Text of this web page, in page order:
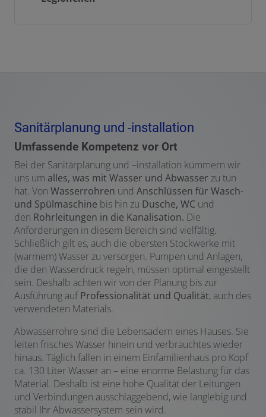
Sanitärplanung und -installation
Umfassende Kompetenz vor Ort
Bei der Sanitärplanung und –installation kümmern wir
uns um alles, was mit Wasser und Abwasser zu tun
hat. Von Wasserrohren und Anschlüssen für Wasch-
und Spülmaschine bis hin zu Dusche, WC und
den Rohrleitungen in die Kanalisation. Die
Anforderungen in diesem Bereich sind vielfältig.
Schließlich gilt es, auch die obersten Stockwerke mit
(warmem) Wasser zu versorgen. Pumpen und Anlagen,
die den Wasserdruck regeln, müssen optimal eingestellt
sein. Deshalb achten wir von der Planung bis zur
Ausführung auf Professionalität und Qualität, auch des
verwendeten Materials.
Abwasserrohre sind die Lebensadern eines Hauses. Sie
leiten frisches Wasser hinein und verbrauchtes wieder
hinaus. Täglich fallen in einem Einfamilienhaus pro Kopf
ca. 130 Liter Wasser an – eine enorme Belastung für das
Material. Deshalb ist eine hohe Qualität der Leitungen
und Verbindungen ausschlaggebend, wie langlebig und
stabil Ihr Abwassersystem sein wird.